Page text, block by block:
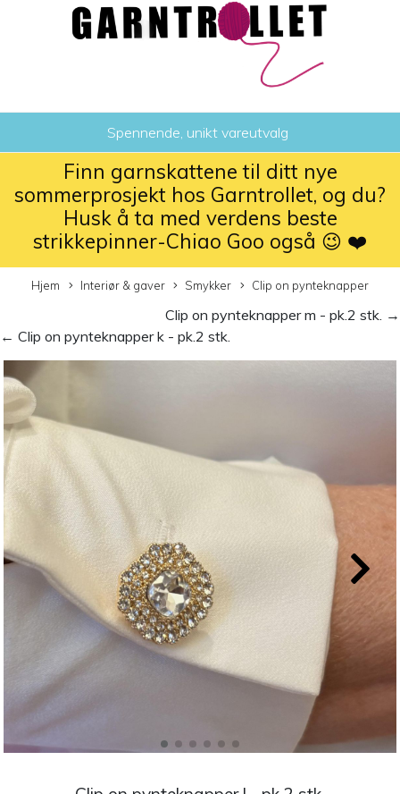
Spennende, unikt vareutvalg
Finn garnskattene til ditt nye
sommerprosjekt hos Garntrollet, og du?
Husk å ta med verdens beste
strikkepinner-Chiao Goo også 😉 ❤️
Hjem Interiør & gaver Smykker Clip on pynteknapper
Clip on pynteknapper m - pk.2 stk. →
← Clip on pynteknapper k - pk.2 stk.